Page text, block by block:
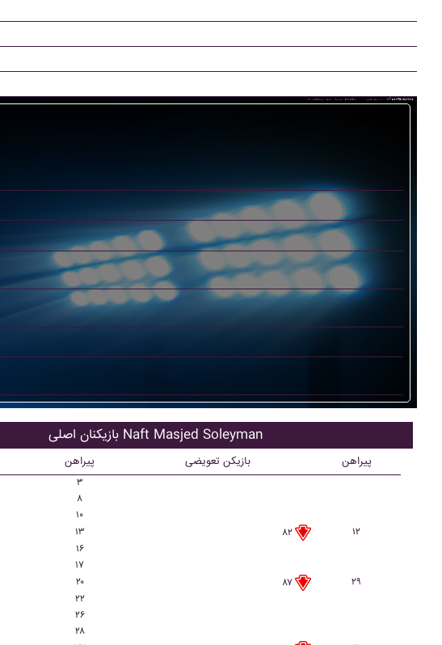
بازیکنان اصلی Naft Masjed Soleyman
پیراهن بازیکن تعویضی پیراهن
۳
۸
۱۰
۱۳
۸۲
۱۲
۱۶
۱۷
۲۰
۸۷
۲۹
۲۲
۲۶
۲۸